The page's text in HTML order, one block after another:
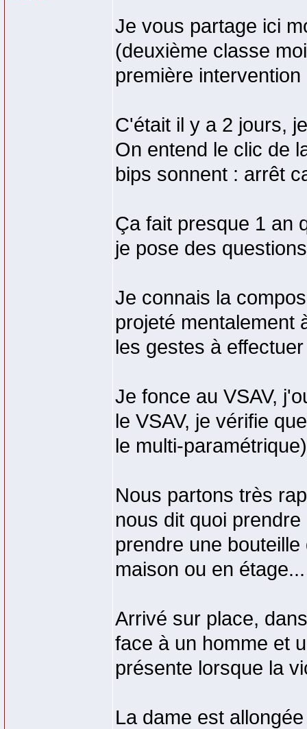
Je vous partage ici
(deuxième classe
première intervention
C'était il y a 2 jours,
On entend le clic de
bips sonnent : arrêt
Ça fait presque 1 an
je pose des
Je connais la
projeté mentalement
les gestes à
Je fonce au VSAV,
le VSAV, je vérifie
le multi-
Nous partons très
nous dit quoi
prendre une
maison ou en
Arrivé sur place,
face à un homme et
présente lorsque la
La dame est